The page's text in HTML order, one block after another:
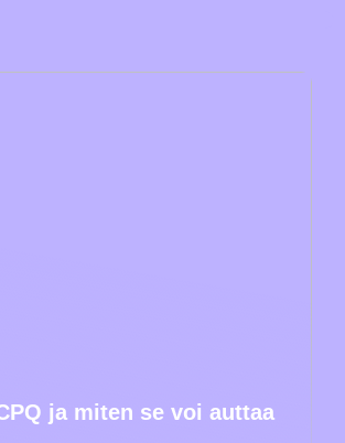
ja miten se voi auttaa